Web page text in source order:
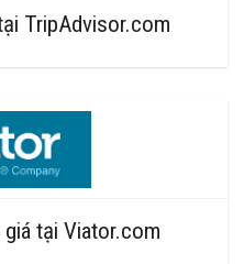
TripAdvisor.com
tại Viator.com